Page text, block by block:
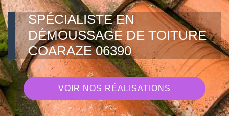
SPÉCIALISTE EN
DÉMOUSSAGE DE TOITURE
COARAZE 06390
VOIR NOS RÉALISATIONS